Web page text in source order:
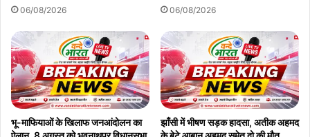
06/08/2026 06/08/2026
भू-माफियाओं के खिलाफ जनआंदोलन का
झाँसी में भीषण सड़क हादसा, अतीक अहमद